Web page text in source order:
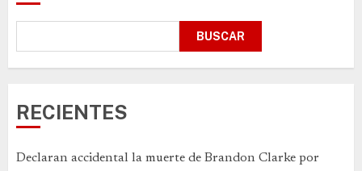
BUSCAR
RECIENTES
Declaran accidental la muerte de Brandon Clarke por